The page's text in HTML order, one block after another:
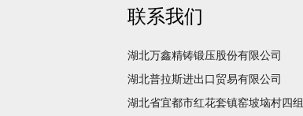
联系我们
湖北万鑫精铸锻压股份有限公司
湖北普拉斯进出口贸易有限公司
湖北省宜都市红花套镇窑坡垴村四组